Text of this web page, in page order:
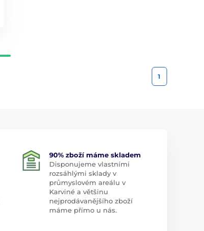
1
90% zboží máme skladem
Disponujeme vlastními
rozsáhlými sklady v
průmyslovém areálu v
Karviné a většinu
nejprodávanějšího zboží
máme přímo u nás.